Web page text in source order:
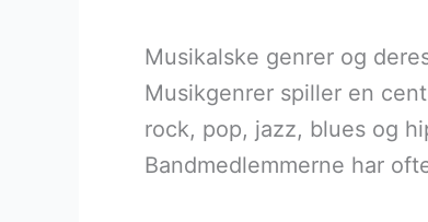
Musikalske genrer og
Musikgenrer spiller en
rock, pop, jazz, blues og
Bandmedlemmerne har